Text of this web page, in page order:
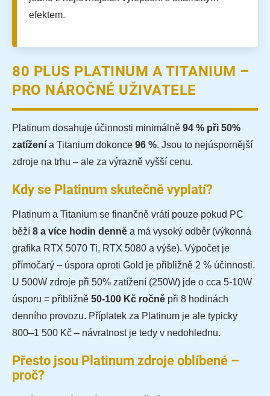
efektem.
80 PLUS PLATINUM A TITANIUM –
PRO NÁROČNÉ UŽIVATELE
Platinum dosahuje účinnosti minimálně 94 % při 50%
zatížení a Titanium dokonce 96 %. Jsou to nejúspornější
zdroje na trhu – ale za výrazně vyšší cenu.
Kdy se Platinum skutečně vyplatí?
Platinum a Titanium se finančně vrátí pouze pokud PC
běží 8 a více hodin denně a má vysoký odběr (výkonná
grafika RTX 5070 Ti, RTX 5080 a výše). Výpočet je
přímočarý – úspora oproti Gold je přibližně 2 % účinnosti.
U 500W zdroje při 50% zatížení (250W) jde o cca 5-10W
úsporu = přibližně 50-100 Kč ročně při 8 hodinách
denního provozu. Příplatek za Platinum je ale typicky
800–1 500 Kč – návratnost je tedy v nedohlednu.
Přesto jsou Platinum zdroje oblíbené –
proč?